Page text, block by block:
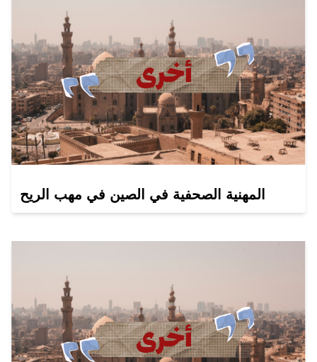
المهنية الصحفية في الصين في مهب الريح